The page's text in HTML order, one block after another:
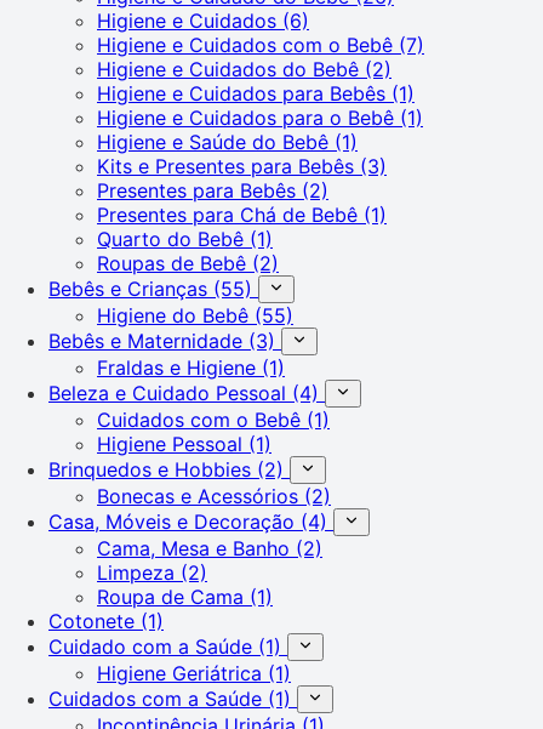
Higiene e Cuidados (6)
Higiene e Cuidados com o Bebê (7)
Higiene e Cuidados do Bebê (2)
Higiene e Cuidados para Bebês (1)
Higiene e Cuidados para o Bebê (1)
Higiene e Saúde do Bebê (1)
Kits e Presentes para Bebês (3)
Presentes para Bebês (2)
Presentes para Chá de Bebê (1)
Quarto do Bebê (1)
Roupas de Bebê (2)
Bebês e Crianças (55)
Higiene do Bebê (55)
Bebês e Maternidade (3)
Fraldas e Higiene (1)
Beleza e Cuidado Pessoal (4)
Cuidados com o Bebê (1)
Higiene Pessoal (1)
Brinquedos e Hobbies (2)
Bonecas e Acessórios (2)
Casa, Móveis e Decoração (4)
Cama, Mesa e Banho (2)
Limpeza (2)
Roupa de Cama (1)
Cotonete (1)
Cuidado com a Saúde (1)
Higiene Geriátrica (1)
Cuidados com a Saúde (1)